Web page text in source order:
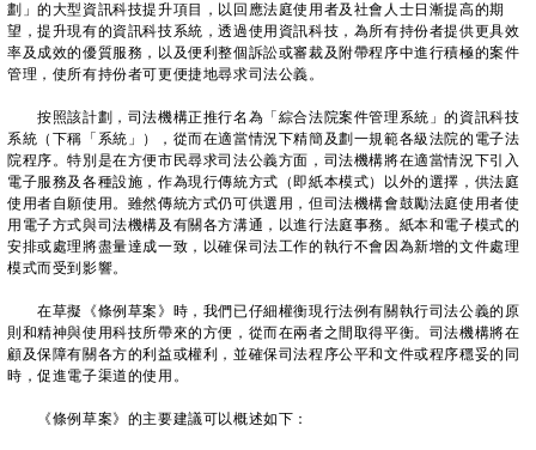
劃」的大型資訊科技提升項目，以回應法庭使用者及社會人士日漸提高的期
望，提升現有的資訊科技系統，透過使用資訊科技，為所有持份者提供更具效
率及成效的優質服務，以及便利整個訴訟或審裁及附帶程序中進行積極的案件
管理，使所有持份者可更便捷地尋求司法公義。
按照該計劃，司法機構正推行名為「綜合法院案件管理系統」的資訊科技
系統（下稱「系統」），從而在適當情況下精簡及劃一規範各級法院的電子法
院程序。特別是在方便市民尋求司法公義方面，司法機構將在適當情況下引入
電子服務及各種設施，作為現行傳統方式（即紙本模式）以外的選擇，供法庭
使用者自願使用。雖然傳統方式仍可供選用，但司法機構會鼓勵法庭使用者使
用電子方式與司法機構及有關各方溝通，以進行法庭事務。紙本和電子模式的
安排或處理將盡量達成一致，以確保司法工作的執行不會因為新增的文件處理
模式而受到影響。
在草擬《條例草案》時，我們已仔細權衡現行法例有關執行司法公義的原
則和精神與使用科技所帶來的方便，從而在兩者之間取得平衡。司法機構將在
顧及保障有關各方的利益或權利，並確保司法程序公平和文件或程序穩妥的同
時，促進電子渠道的使用。
《條例草案》的主要建議可以概述如下：